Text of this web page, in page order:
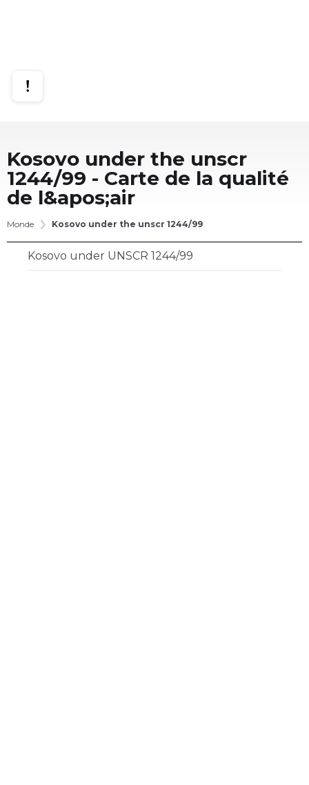
Kosovo under the unscr
1244/99 - Carte de la qualité
de l&apos;air
Monde Kosovo under the unscr 1244/99
Kosovo under UNSCR 1244/99